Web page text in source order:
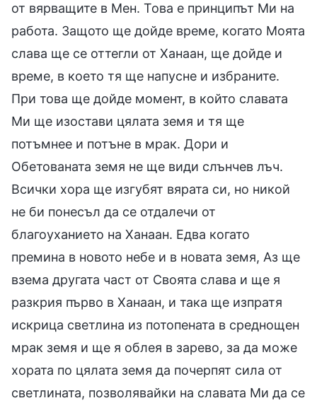
от вярващите в Мен. Това е принципът Ми на
работа. Защото ще дойде време, когато Моята
слава ще се оттегли от Ханаан, ще дойде и
време, в което тя ще напусне и избраните.
При това ще дойде момент, в който славата
Ми ще изостави цялата земя и тя ще
потъмнее и потъне в мрак. Дори и
Обетованата земя не ще види слънчев лъч.
Всички хора ще изгубят вярата си, но никой
не би понесъл да се отдалечи от
благоуханието на Ханаан. Едва когато
премина в новото небе и в новата земя, Аз ще
взема другата част от Своята слава и ще я
разкрия първо в Ханаан, и така ще изпратя
искрица светлина из потопената в среднощен
мрак земя и ще я облея в зарево, за да може
хората по цялата земя да почерпят сила от
светлината, позволявайки на славата Ми да се